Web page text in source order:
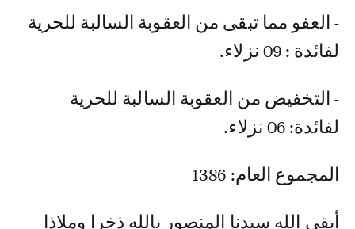
- العفو مما تبقى من العقوبة السالبة للحرية
لفائدة : 09 نزلاء.
- التخفيض من العقوبة السالبة للحرية
لفائدة: 06 نزلاء.
المجموع العام: 1386
أبقى الله سيدنا المنصور بالله ذخرا وملاذا